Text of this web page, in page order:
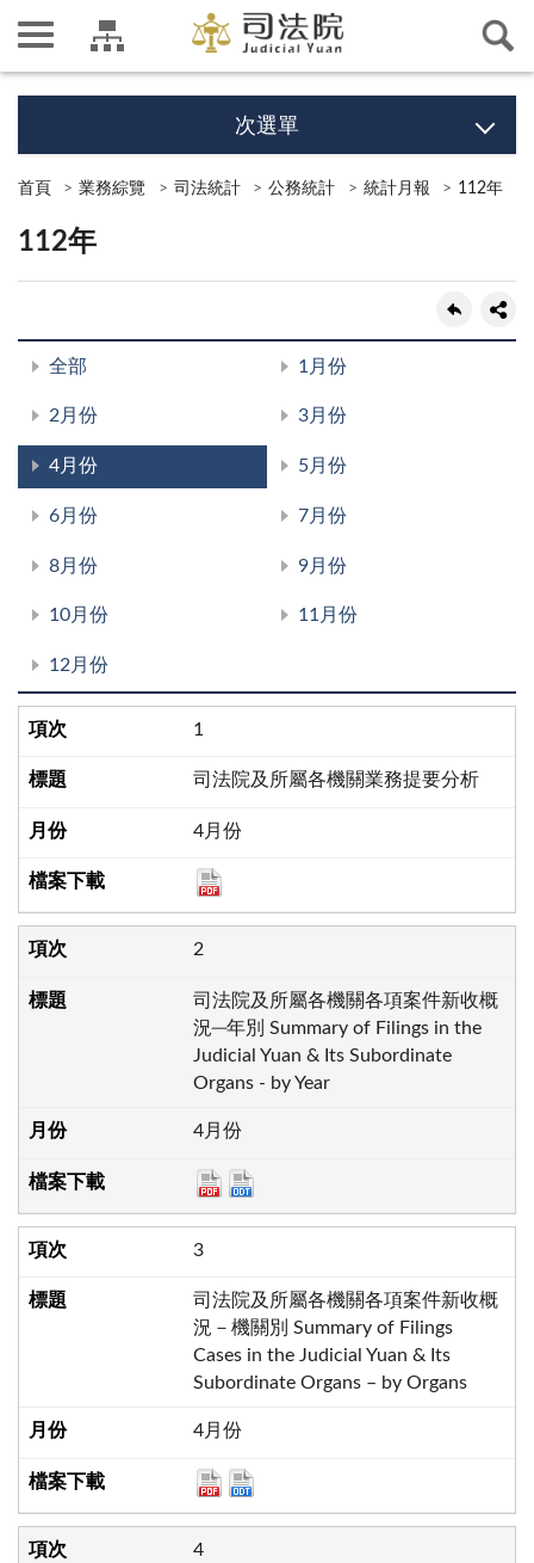
次選單
首頁 業務綜覽 司法統計 公務統計 統計月報 112年
112年
全部 1月份
2月份 3月份
4月份 5月份
6月份 7月份
8月份 9月份
10月份 11月份
12月份
1
司法院及所屬各機關業務提要分析
4月份
2
司法院及所屬各機關各項案件新收概
況─年別 Summary of Filings in the
Judicial Yuan & Its Subordinate
Organs - by Year
4月份
3
司法院及所屬各機關各項案件新收概
況－機關別 Summary of Filings
Cases in the Judicial Yuan & Its
Subordinate Organs – by Organs
4月份
4